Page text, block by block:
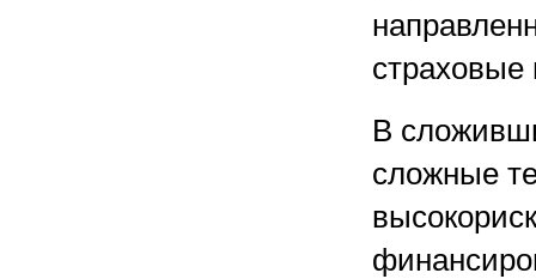
В
сложные